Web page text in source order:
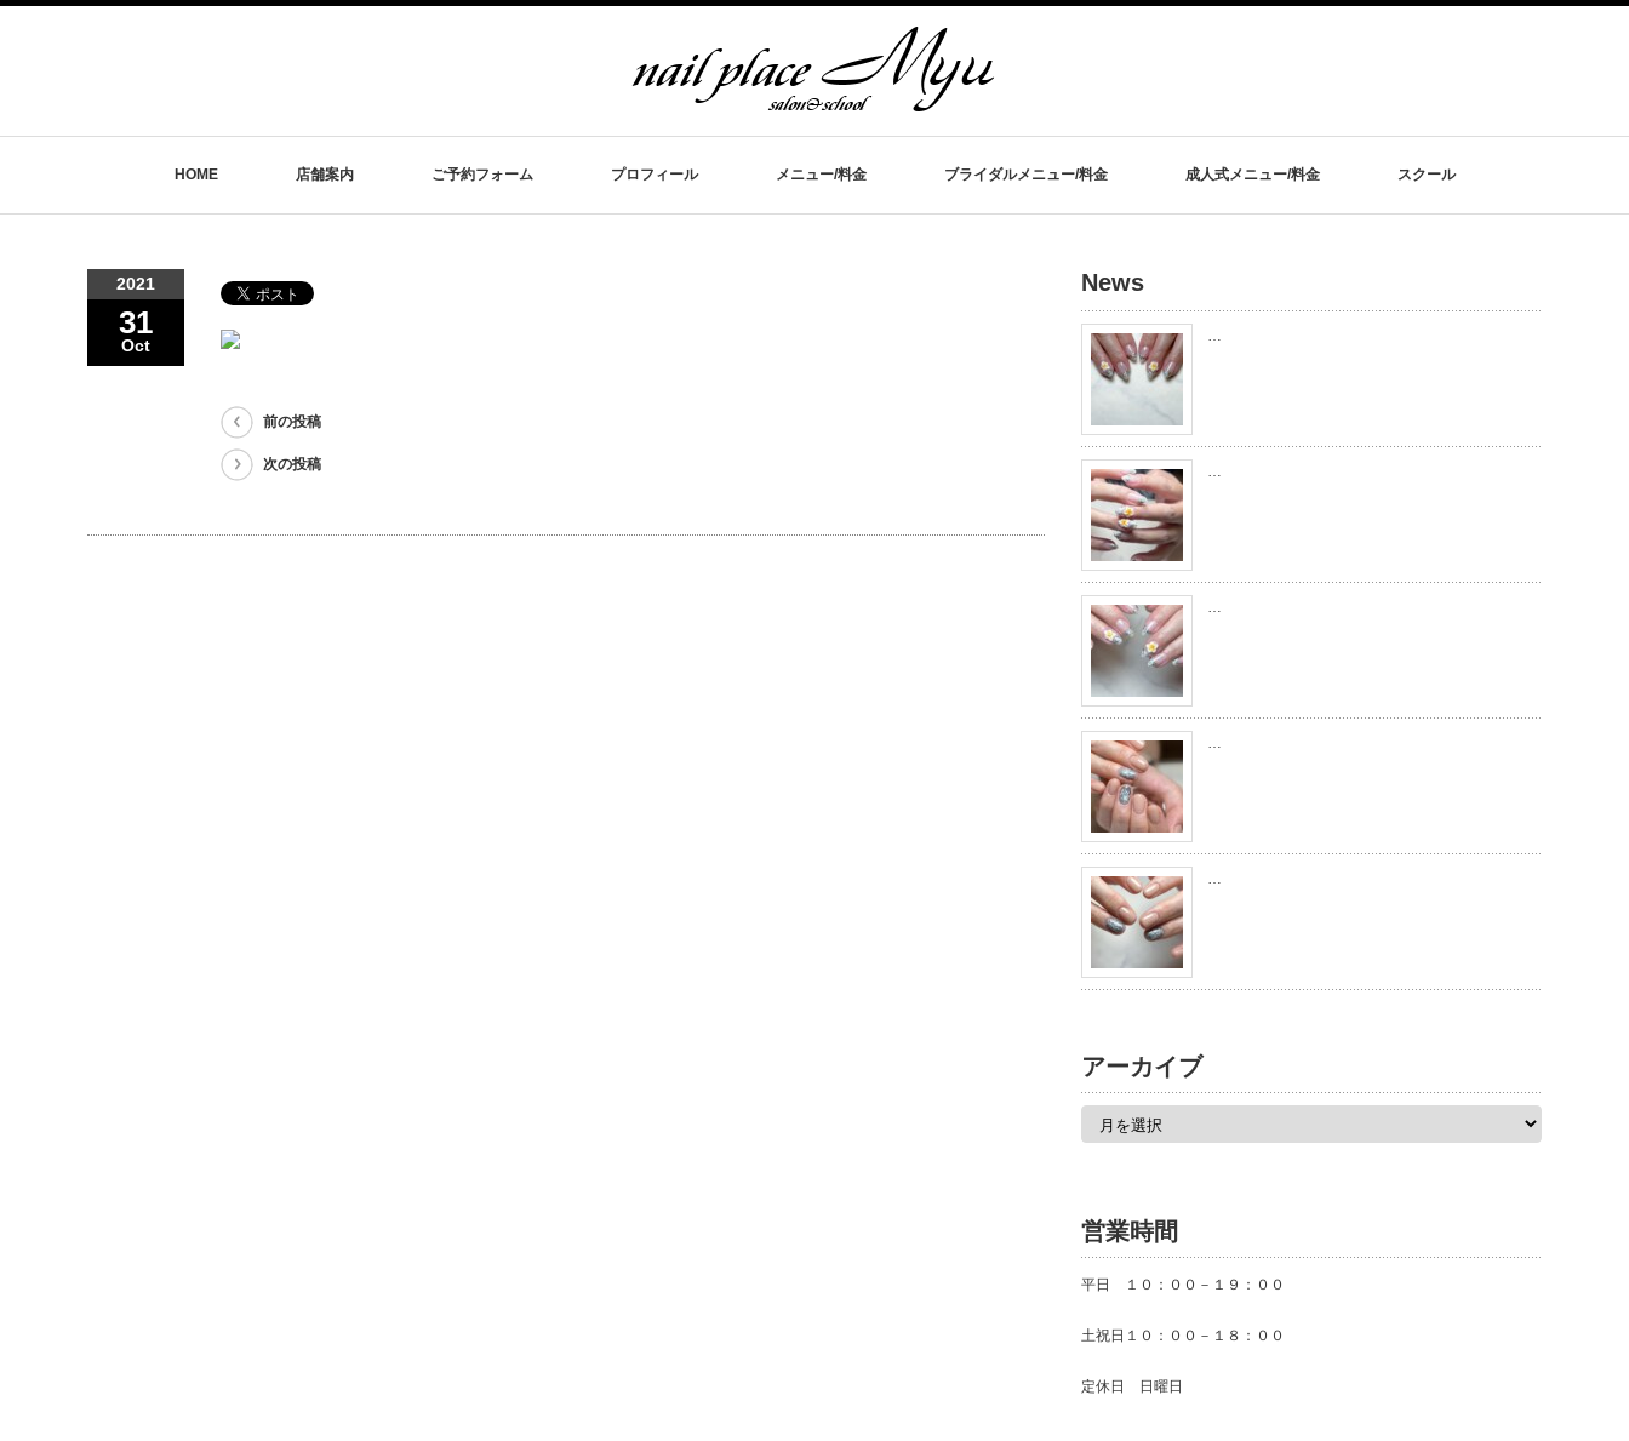
HOME 店舗案内 ご予約フォーム プロフィール メニュー/料金 ブライダルメニュー/料金 成人式メニュー/料金 スクール
2021
31
Oct
前の投稿
次の投稿
News
…
…
…
…
…
アーカイブ
営業時間
平日 １０：００－１９：００
土祝日１０：００－１８：００
定休日 日曜日